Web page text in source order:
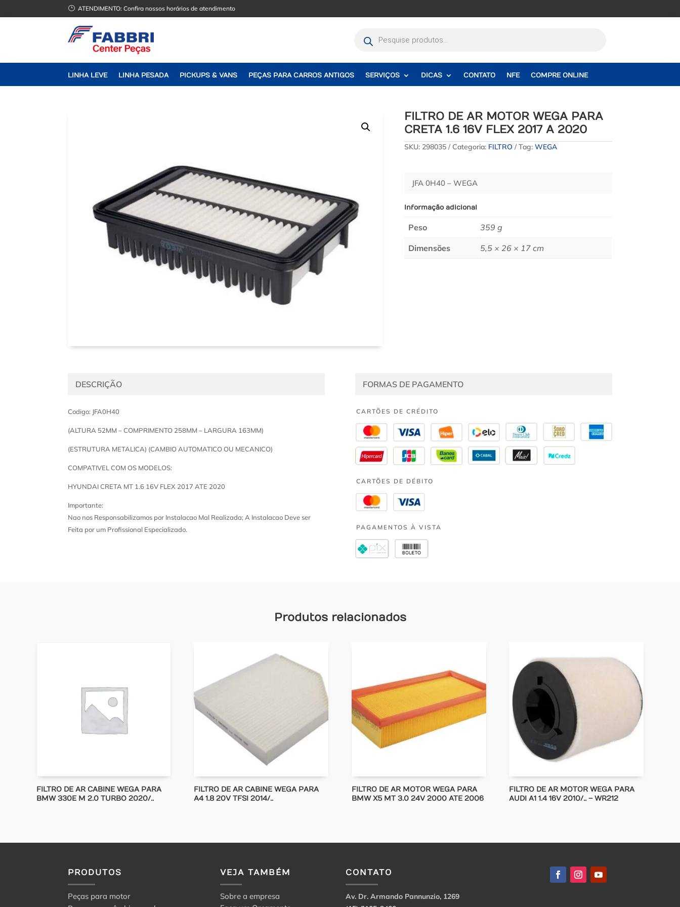
} ATENDIMENTO:Confira nossos horários de atendimento
produtos
LINHA LEVE LINHA PESADA PICKUPS & VANS PEÇAS PARA CARROS ANTIGOS SERVIÇOS DICAS CONTATO NFE COMPRE ONLINE
FILTRO DE AR MOTOR WEGA PARA
CRETA 1.6 16V FLEX 2017 A 2020
SKU: 298035 Categoria: FILTRO Tag: WEGA
JFA 0H40 – WEGA
Informação adicional
Peso 359 g
Dimensões 5,5 × 26 × 17 cm
DESCRIÇÃO
Codigo: JFA0H40
(ALTURA 52MM – COMPRIMENTO 258MM – LARGURA 163MM)
(ESTRUTURA METALICA) (CAMBIO AUTOMATICO OU MECANICO)
COMPATIVEL COM OS MODELOS:
HYUNDAI CRETA MT 1.6 16V FLEX 2017 ATE 2020
Importante:
Nao nos Responsabilizamos por Instalacao Mal Realizada; A Instalacao Deve ser
Feita por um Profissional Especializado.
FORMAS DE PAGAMENTO
CARTÕES DE CRÉDITO
CARTÕES DE DÉBITO
PAGAMENTOS À VISTA
Produtos relacionados
FILTRO DE AR CABINE WEGA PARA
BMW 330E M 2.0 TURBO 2020/..
FILTRO DE AR CABINE WEGA PARA
A4 1.8 20V TFSI 2014/..
FILTRO DE AR MOTOR WEGA PARA
BMW X5 MT 3.0 24V 2000 ATE 2006
FILTRO DE AR MOTOR WEGA PARA
AUDI A1 1.4 16V 2010/.. – WR212
PRODUTOS
Peças para motor
VEJA TAMBÉM
Sobre a empresa
CONTATO
Av. Dr. Armando Pannunzio, 1269